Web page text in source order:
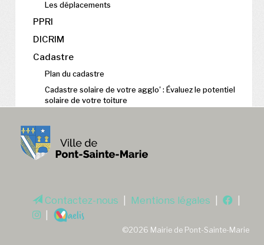
Les déplacements
PPRI
DICRIM
Cadastre
Plan du cadastre
Cadastre solaire de votre agglo' : Évaluez le potentiel
solaire de votre toiture
Contactez-nous Mentions légales
©2026 Mairie de Pont-Sainte-Marie